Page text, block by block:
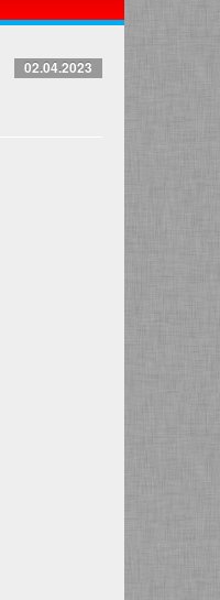
02.04.2023